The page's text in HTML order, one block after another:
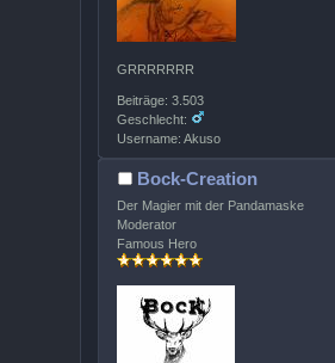
GRRRRRRR
Beiträge: 3.503
Geschlecht:
Username: Akuso
Bock-Creation
Der Magier mit der Pandamaske
Moderator
Famous Hero